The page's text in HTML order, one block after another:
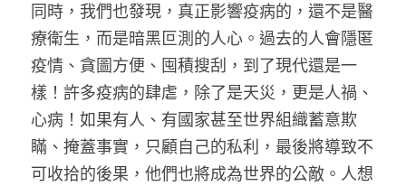
同時，我們也發現，真正影響疫病的，還不是醫
療衛生，而是暗黑叵測的人心。過去的人會隱匿
疫情、貪圖方便、囤積搜刮，到了現代還是一
樣！許多疫病的肆虐，除了是天災，更是人禍、
心病！如果有人、有國家甚至世界組織蓄意欺
瞞、掩蓋事實，只顧自己的私利，最後將導致不
可收拾的後果，他們也將成為世界的公敵。人想